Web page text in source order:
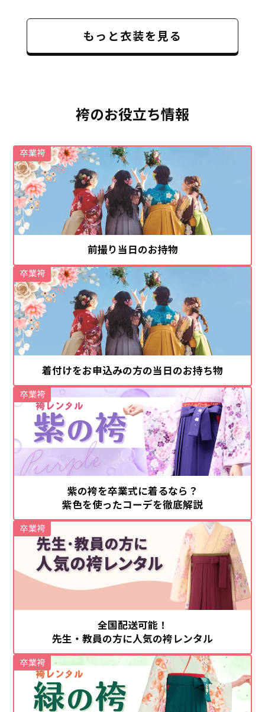
もっと衣装を見る
袴のお役立ち情報
前撮り当日のお持物
卒業袴
着付けをお申込みの方の当日のお持ち物
卒業袴
紫の袴を卒業式に着るなら？
紫色を使ったコーデを徹底解説
卒業袴
全国配送可能！
先生・教員の方に人気の袴レンタル
卒業袴
卒業袴